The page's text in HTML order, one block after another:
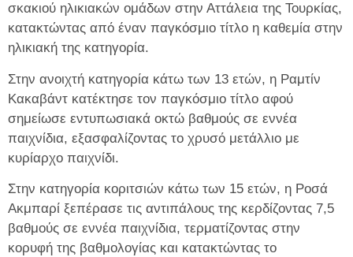
σκακιού ηλικιακών ομάδων στην Αττάλεια της Τουρκίας,
κατακτώντας από έναν παγκόσμιο τίτλο η καθεμία στην
ηλικιακή της κατηγορία.
Στην ανοιχτή κατηγορία κάτω των 13 ετών, η Ραμτίν
Κακαβάντ κατέκτησε τον παγκόσμιο τίτλο αφού
σημείωσε εντυπωσιακά οκτώ βαθμούς σε εννέα
παιχνίδια, εξασφαλίζοντας το χρυσό μετάλλιο με
κυρίαρχο παιχνίδι.
Στην κατηγορία κοριτσιών κάτω των 15 ετών, η Ροσά
Ακμπαρί ξεπέρασε τις αντιπάλους της κερδίζοντας 7,5
βαθμούς σε εννέα παιχνίδια, τερματίζοντας στην
κορυφή της βαθμολογίας και κατακτώντας το